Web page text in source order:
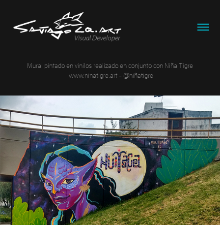
Mural pintado en vinilos realizado en conjunto con Niña Tigre
www.ninatigre.art - @niñatigre